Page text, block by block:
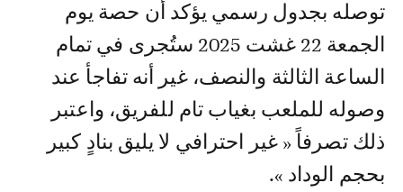
توصله بجدول رسمي يؤكد أن حصة يوم
الجمعة 22 غشت 2025 ستُجرى في تمام
الساعة الثالثة والنصف، غير أنه تفاجأ عند
وصوله للملعب بغياب تام للفريق، واعتبر
ذلك تصرفاً « غير احترافي لا يليق بنادٍ كبير
بحجم الوداد ».